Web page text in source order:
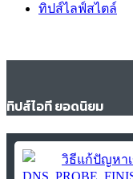
ทิปส์ไลฟ์สไตล์
ทิปส์ไอที ยอดนิยม